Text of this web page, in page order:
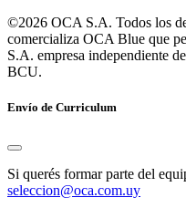
©2026 OCA S.A. Todos los
comercializa OCA Blue que
S.A. empresa independiente
BCU.
Envío de Curriculum
Si querés formar parte del
seleccion@oca.com.uy